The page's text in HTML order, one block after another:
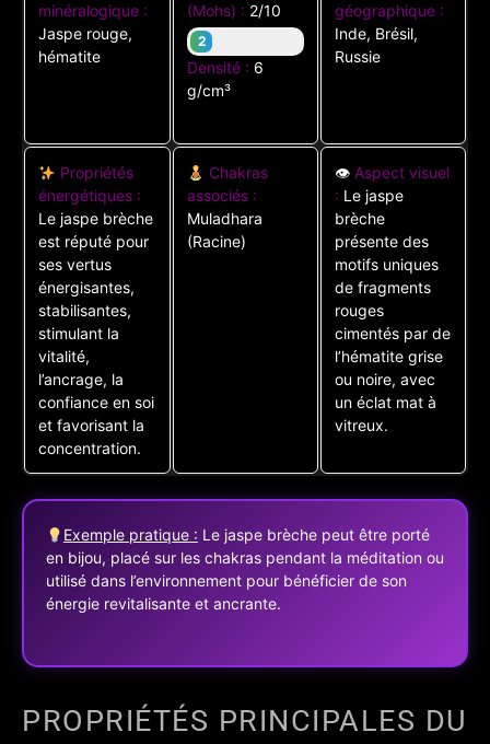
minéralogique :
Jaspe rouge,
hématite
(Mohs) : 2/10
2
Densité : 6
g/cm³
géographique :
Inde, Brésil,
Russie
Propriétés
énergétiques :
Le jaspe brèche
est réputé pour
ses vertus
énergisantes,
stabilisantes,
stimulant la
vitalité,
l’ancrage, la
confiance en soi
et favorisant la
concentration.
Chakras
associés :
Muladhara
(Racine)
👁 Aspect visuel
: Le jaspe
brèche
présente des
motifs uniques
de fragments
rouges
cimentés par de
l’hématite grise
ou noire, avec
un éclat mat à
vitreux.
Exemple pratique : Le jaspe brèche peut être porté
en bijou, placé sur les chakras pendant la méditation ou
utilisé dans l’environnement pour bénéficier de son
énergie revitalisante et ancrante.
PROPRIÉTÉS PRINCIPALES DU